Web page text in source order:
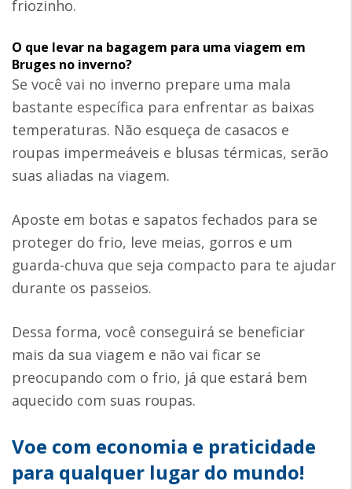
friozinho.
O que levar na bagagem para uma viagem em
Bruges no inverno?
Se você vai no inverno prepare uma mala
bastante específica para enfrentar as baixas
temperaturas. Não esqueça de casacos e
roupas impermeáveis e blusas térmicas, serão
suas aliadas na viagem.
Aposte em botas e sapatos fechados para se
proteger do frio, leve meias, gorros e um
guarda-chuva que seja compacto para te ajudar
durante os passeios.
Dessa forma, você conseguirá se beneficiar
mais da sua viagem e não vai ficar se
preocupando com o frio, já que estará bem
aquecido com suas roupas.
Voe com economia e praticidade
para qualquer lugar do mundo!